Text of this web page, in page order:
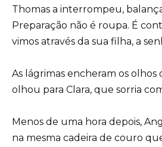
Thomas a interrompeu,
Preparação não é roupa. É
vimos através da sua filha, a
As lágrimas encheram os
olhou para Clara, que sorria
Menos de uma hora depois,
na mesma cadeira de couro